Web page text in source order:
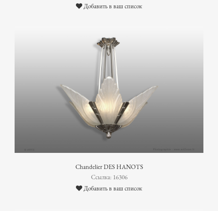
Добавить в ваш список
Chandelier DES HANOTS
Ссылка: 16306
Добавить в ваш список